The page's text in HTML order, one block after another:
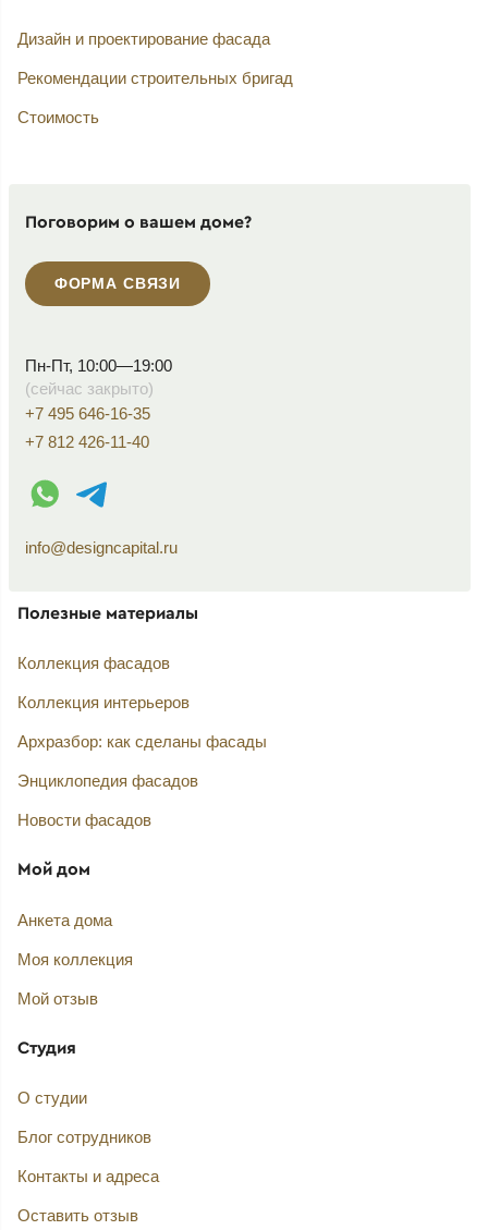
Дизайн и проектирование фасада
Рекомендации строительных бригад
Стоимость
Поговорим о вашем доме?
ФОРМА СВЯЗИ
Пн-Пт, 10:00—19:00
(сейчас закрыто)
+7 495 646-16-35
+7 812 426-11-40
WhatsApp контакт
Telegram контакт
info@designcapital.ru
Полезные материалы
Коллекция фасадов
Коллекция интерьеров
Архразбор: как сделаны фасады
Энциклопедия фасадов
Новости фасадов
Мой дом
Анкета дома
Моя коллекция
Мой отзыв
Студия
О студии
Блог сотрудников
Контакты и адреса
Оставить отзыв